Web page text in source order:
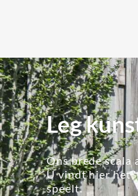
Leg
Ons brede
U vindt hier het
speelt.